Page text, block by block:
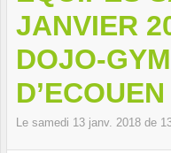
JANVIER
DOJO-
D’ECOUEN
Le samedi 13 janv. 2018 de